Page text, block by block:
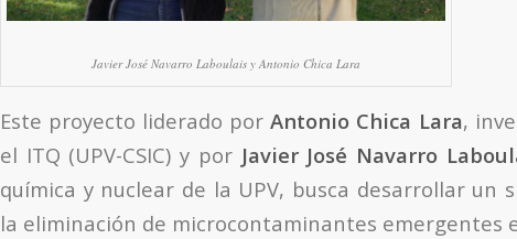
Javier José Navarro Laboulais y Antonio Chica Lara
Este proyecto liderado porAntonio Chica Lara,
el ITQ (UPV-CSIC) y por Javier José Navarro
química y nuclear de la UPV, busca desarrollar un
la eliminación de microcontaminantes emergentes